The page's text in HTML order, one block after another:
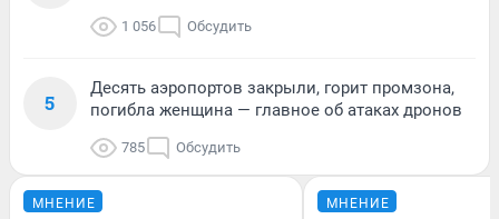
1 056 Обсудить
5
Десять аэропортов закрыли, горит промзона,
погибла женщина — главное об атаках дронов
785 Обсудить
МНЕНИЕ МНЕНИЕ